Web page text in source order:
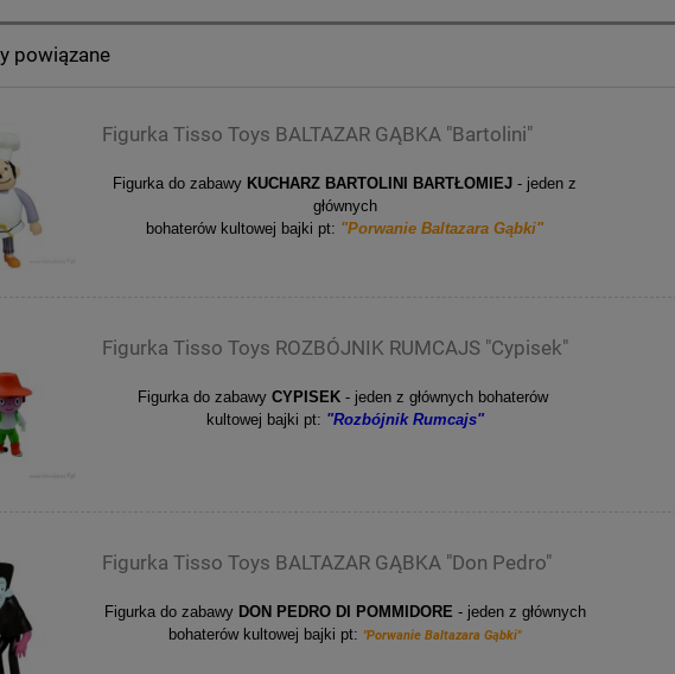
powiązane
Figurka Tisso Toys BALTAZAR GĄBKA "Bartolini"
Figurka do zabawy KUCHARZ BARTOLINI BARTŁOMIEJ- jeden z
głównych
bohaterów kultowej bajki pt: "Porwanie Baltazara Gąbki"
Figurka Tisso Toys ROZBÓJNIK RUMCAJS "Cypisek"
Figurka do zabawyCYPISEK - jeden z głównych bohaterów
kultowej bajki pt: "Rozbójnik Rumcajs"
Figurka Tisso Toys BALTAZAR GĄBKA "Don Pedro"
Figurka do zabawyDON PEDRO DI POMMIDORE - jeden z głównych
bohaterów kultowej bajki pt:"Porwanie Baltazara Gąbki"